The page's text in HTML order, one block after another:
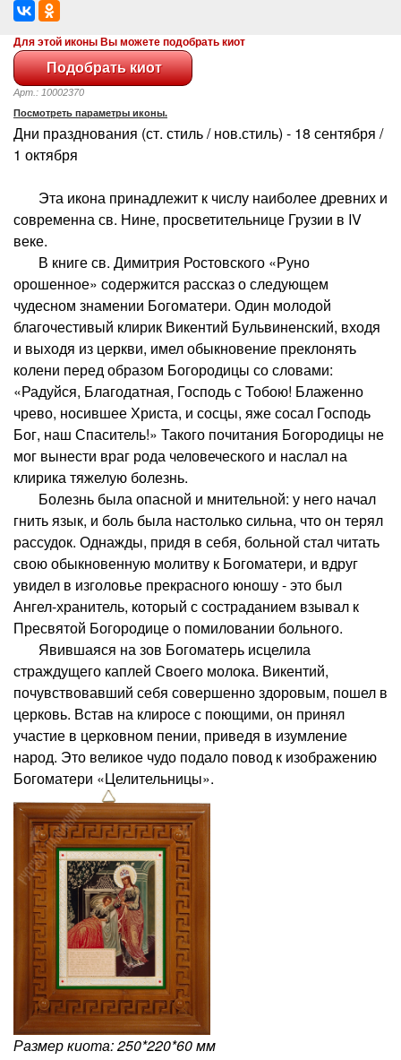
Для этой иконы Вы можете подобрать киот
Арт.: 10002370
Посмотреть параметры иконы.
Дни празднования (ст. стиль / нов.стиль) - 18 сентября /
1 октября
Эта икона принадлежит к числу наиболее древних и
современна св. Нине, просветительнице Грузии в IV
веке.
В книге св. Димитрия Ростовского «Руно
орошенное» содержится рассказ о следующем
чудесном знамении Богоматери. Один молодой
благочестивый клирик Викентий Бульвиненский, входя
и выходя из церкви, имел обыкновение преклонять
колени перед образом Богородицы со словами:
«Радуйся, Благодатная, Господь с Тобою! Блаженно
чрево, носившее Христа, и сосцы, яже сосал Господь
Бог, наш Спаситель!» Такого почитания Богородицы не
мог вынести враг рода человеческого и наслал на
клирика тяжелую болезнь.
Болезнь была опасной и мнительной: у него начал
гнить язык, и боль была настолько сильна, что он терял
рассудок. Однажды, придя в себя, больной стал читать
свою обыкновенную молитву к Богоматери, и вдруг
увидел в изголовье прекрасного юношу - это был
Ангел-хранитель, который с состраданием взывал к
Пресвятой Богородице о помиловании больного.
Явившаяся на зов Богоматерь исцелила
страждущего каплей Своего молока. Викентий,
почувствовавший себя совершенно здоровым, пошел в
церковь. Встав на клиросе с поющими, он принял
участие в церковном пении, приведя в изумление
народ. Это великое чудо подало повод к изображению
Богоматери «Целительницы».
Размер киота: 250*220*60 мм